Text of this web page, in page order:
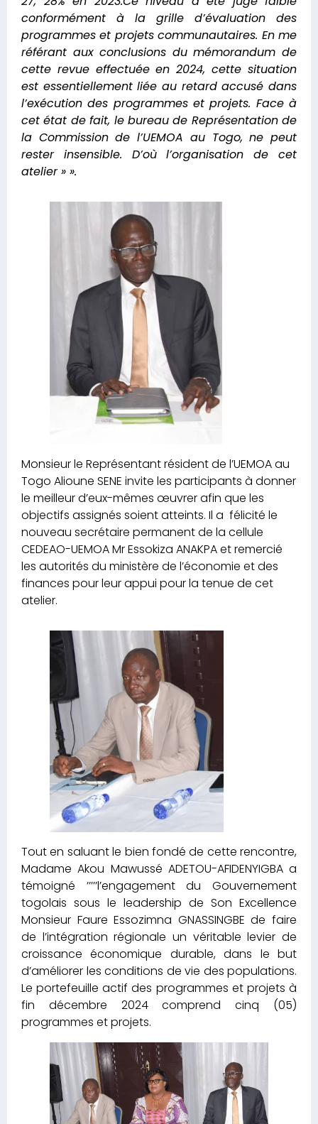
conformément à la grille d’évaluation des
programmes et projets communautaires. En me
référant aux conclusions du mémorandum de
cette revue effectuée en 2024, cette situation
est essentiellement liée au retard accusé dans
l’exécution des programmes et projets. Face à
cet état de fait, le bureau de Représentation de
la Commission de l’UEMOA au Togo, ne peut
rester insensible. D’où l’organisation de cet
atelier » ».
Monsieur le Représentant résident de l’UEMOA au
Togo Alioune SENE invite les participants à donner
le meilleur d’eux-mêmes œuvrer afin que les
objectifs assignés soient atteints. Il a félicité le
nouveau secrétaire permanent de la cellule
CEDEAO-UEMOA Mr Essokiza ANAKPA et remercié
les autorités du ministère de l’économie et des
finances pour leur appui pour la tenue de cet
atelier.
Tout en saluant le bien fondé de cette rencontre,
Madame Akou Mawussé ADETOU-AFIDENYIGBA a
témoigné ’’’’’l’engagement du Gouvernement
togolais sous le leadership de Son Excellence
Monsieur Faure Essozimna GNASSINGBE de faire
de l’intégration régionale un véritable levier de
croissance économique durable, dans le but
d’améliorer les conditions de vie des populations.
Le portefeuille actif des programmes et projets à
fin décembre 2024 comprend cinq (05)
programmes et projets.